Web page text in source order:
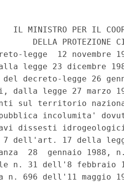
IL MINISTRO PER IL
DELLA PROTEZIONE
legge  12 novembre
legge 23 dicembre
del decreto-legge 26
dalla legge 27 marzo
sul territorio
incolumita'
dissesti
7 dell'art. 17 della
28  gennaio 1988,
n. 31 dell'8 febbraio
n. 696 dell'11 maggio